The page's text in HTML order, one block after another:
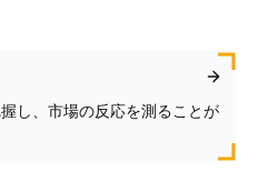
し、市場の反応を測ることが